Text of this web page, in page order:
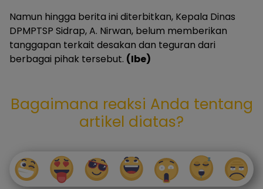
Namun hingga berita ini diterbitkan, Kepala Dinas
DPMPTSP Sidrap, A. Nirwan, belum memberikan
tanggapan terkait desakan dan teguran dari
berbagai pihak tersebut. (Ibe)
Bagaimana reaksi Anda tentang
artikel diatas?